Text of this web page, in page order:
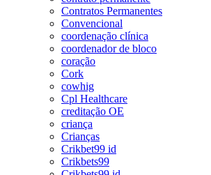
Contratos Permanentes
Convencional
coordenação clínica
coordenador de bloco
coração
Cork
cowhig
Cpl Healthcare
creditação OE
criança
Crianças
Crikbet99 id
Crikbets99